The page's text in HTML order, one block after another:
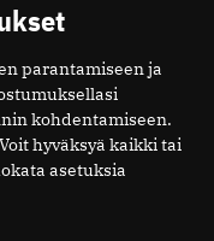
parantamiseen ja
kohdentamiseen.
hyväksyä kaikki tai
asetuksia